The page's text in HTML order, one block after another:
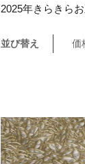
2025年きらきら
並び替え 価